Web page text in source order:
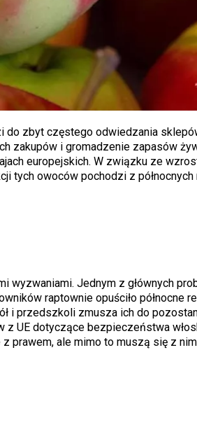
do zbyt częstego odwiedzania
zakupów i gromadzenie zapasów
europejskich. W związku ze
tych owoców pochodzi z
wyzwaniami. Jednym z głównych
raptownie opuściło północne
i przedszkoli zmusza ich do
UE dotyczące bezpieczeństwa
prawem, ale mimo to muszą się z